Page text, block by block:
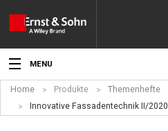
MENU
Aktuelles
Home Produkte
Themenhefte
Innovative Fassadentechnik II/2020